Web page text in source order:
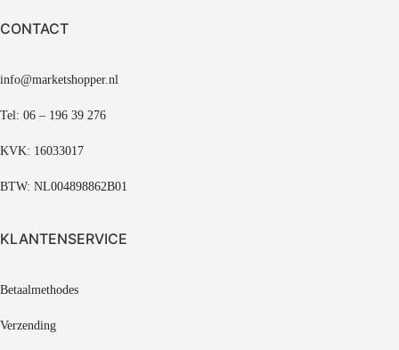
CONTACT
info@marketshopper.nl
Tel: 06 – 196 39 276
KVK: 16033017
BTW: NL004898862B01
KLANTENSERVICE
Betaalmethodes
Verzending